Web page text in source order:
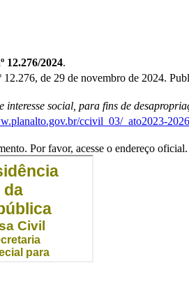
12.276/2024.
12.276, de 29 de novembro de 2024.
interesse social, para fins de
ccivil_03/_ato2023-
Por favor, acesse o endereço oficial.